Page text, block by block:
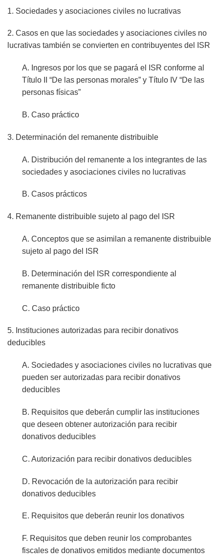
1. Sociedades y asociaciones civiles no lucrativas
2. Casos en que las sociedades y asociaciones civiles no
lucrativas también se convierten en contribuyentes del ISR
A. Ingresos por los que se pagará el ISR conforme al
Título II “De las personas morales” y Título IV “De las
personas físicas”
B. Caso práctico
3. Determinación del remanente distribuible
A. Distribución del remanente a los integrantes de las
sociedades y asociaciones civiles no lucrativas
B. Casos prácticos
4. Remanente distribuible sujeto al pago del ISR
A. Conceptos que se asimilan a remanente distribuible
sujeto al pago del ISR
B. Determinación del ISR correspondiente al
remanente distribuible ficto
C. Caso práctico
5. Instituciones autorizadas para recibir donativos
deducibles
A. Sociedades y asociaciones civiles no lucrativas que
pueden ser autorizadas para recibir donativos
deducibles
B. Requisitos que deberán cumplir las instituciones
que deseen obtener autorización para recibir
donativos deducibles
C. Autorización para recibir donativos deducibles
D. Revocación de la autorización para recibir
donativos deducibles
E. Requisitos que deberán reunir los donativos
F. Requisitos que deben reunir los comprobantes
fiscales de donativos emitidos mediante documentos